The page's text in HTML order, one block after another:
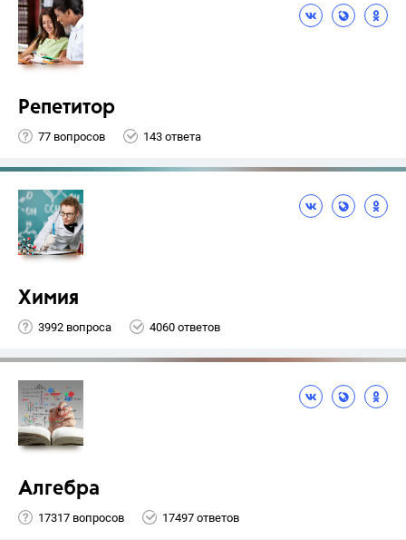
Репетитор
77 вопросов 143 ответа
Химия
3992 вопроса 4060 ответов
Алгебра
17317 вопросов 17497 ответов